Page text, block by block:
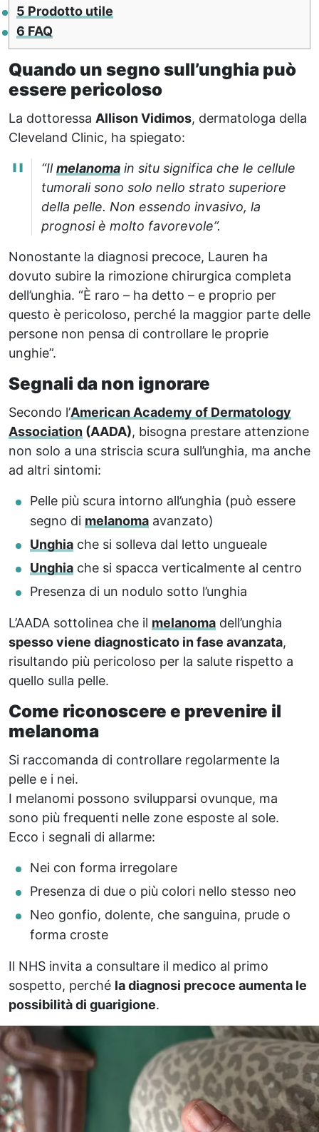
5 Prodotto utile
6 FAQ
Quando un segno sull’unghia può
essere pericoloso
La dottoressa Allison Vidimos, dermatologa della
Cleveland Clinic, ha spiegato:
“Ilmelanoma in situ significa che le cellule
tumorali sono solo nello strato superiore
della pelle. Non essendo invasivo, la
prognosi è molto favorevole”.
Nonostante la diagnosi precoce, Lauren ha
dovuto subire la rimozione chirurgica completa
dell’unghia. “È raro – ha detto – e proprio per
questo è pericoloso, perché la maggior parte delle
persone non pensa di controllare le proprie
unghie”.
Segnali da non ignorare
Secondo l’American Academy of Dermatology
Association (AADA), bisogna prestare attenzione
non solo a una striscia scura sull’unghia, ma anche
ad altri sintomi:
Pelle più scura intorno all’unghia (può essere
segno di melanoma avanzato)
Unghia che si solleva dal letto ungueale
Unghia che si spacca verticalmente al centro
Presenza di un nodulo sotto l’unghia
L’AADA sottolinea che il melanoma dell’unghia
spesso viene diagnosticato in fase avanzata,
risultando più pericoloso per la salute rispetto a
quello sulla pelle.
Come riconoscere e prevenire il
melanoma
Si raccomanda di controllare regolarmente la
pelle e i nei.
I melanomi possono svilupparsi ovunque, ma
sono più frequenti nelle zone esposte al sole.
Ecco i segnali di allarme:
Nei con forma irregolare
Presenza di due o più colori nello stesso neo
Neo gonfio, dolente, che sanguina, prude o
forma croste
Il NHS invita a consultare il medico al primo
sospetto, perché la diagnosi precoce aumenta le
possibilità di guarigione.